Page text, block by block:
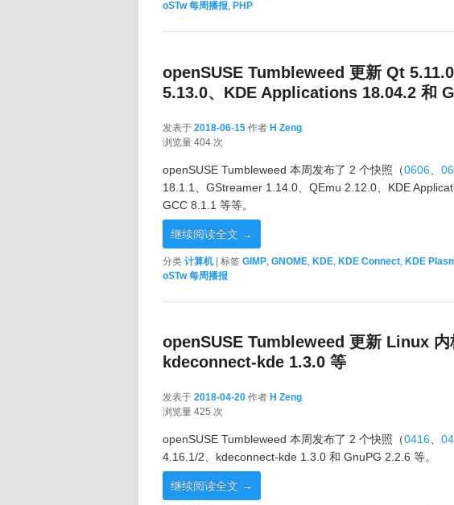
oSTw 每周播报, PHP
openSUSE Tumbleweed 更新 Qt
5.13.0、KDE Applications 18.04.2 和
发表于 2018-06-15 作者 H Zeng
浏览量 404 次
openSUSE Tumbleweed 本周发布了 2 个快照（0606
18.1.1、GStreamer 1.14.0、QEmu 2.12.0、KDE
GCC 8.1.1 等等。
继续阅读全文 →
分类 计算机 | 标签 GIMP, GNOME, KDE, KDE Connect, KDE
oSTw 每周播报
openSUSE Tumbleweed 更新 Linux 内
kdeconnect-kde 1.3.0 等
发表于 2018-04-20 作者 H Zeng
浏览量 425 次
openSUSE Tumbleweed 本周发布了 2 个快照（0416、
4.16.1/2、kdeconnect-kde 1.3.0 和 GnuPG 2.2.6 等。
继续阅读全文 →